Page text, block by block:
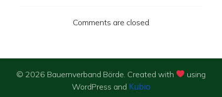
Comments are closed
© 2026 Bauernverband Börde. Created with
using
WordPress and Kubio